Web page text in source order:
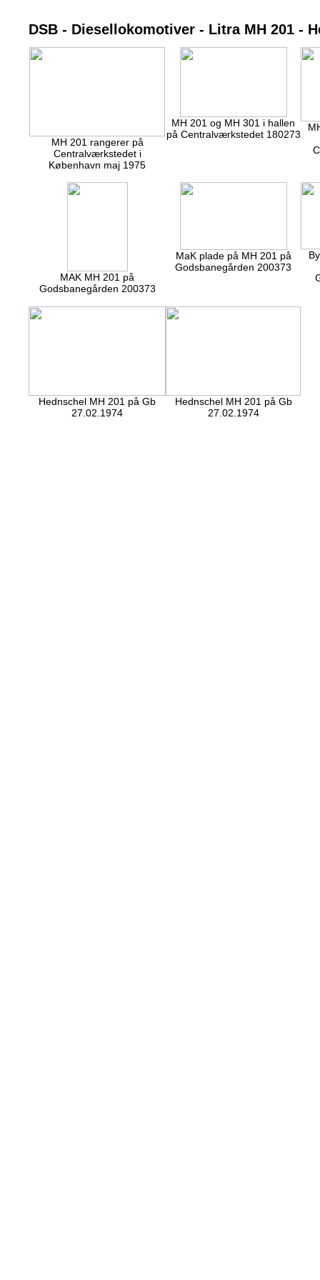
DSB - Diesellokomotiver - Litra MH 201 -
MH 201 rangerer på
Centralværkstedet i
København maj 1975
MH 201 og MH 301 i hallen
på Centralværkstedet 180273
MAK MH 201 på
Godsbanegården 200373
MaK plade på MH 201 på
Godsbanegården 200373
Hednschel MH 201 på Gb
27.02.1974
Hednschel MH 201 på Gb
27.02.1974